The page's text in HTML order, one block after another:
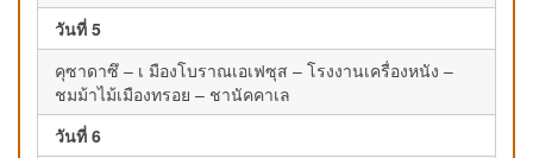
วันที่ 5
คุซาดาซึ – เ มืองโบราณเอเฟซุส – โรงงานเครื่องหนัง –
ชมม้าไม้เมืองทรอย – ชานัคคาเล
วันที่ 6